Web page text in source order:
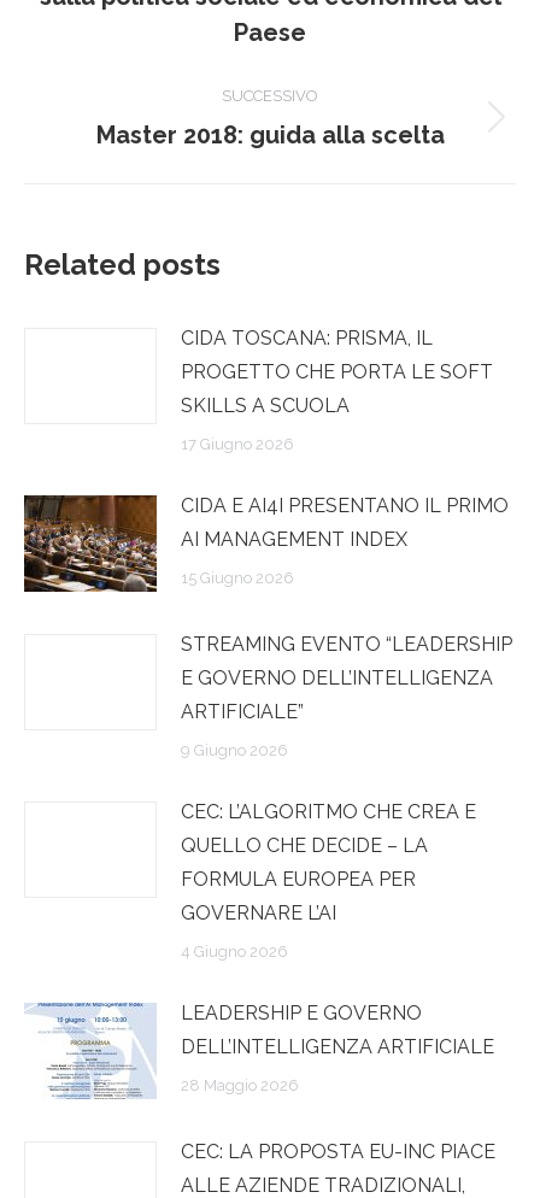
precedente:
Paese
SUCCESSIVO
Prossimo
Master 2018: guida alla scelta
Related posts
CIDA TOSCANA: PRISMA, IL
PROGETTO CHE PORTA LE SOFT
SKILLS A SCUOLA
17 Giugno 2026
CIDA E AI4I PRESENTANO IL PRIMO
AI MANAGEMENT INDEX
15 Giugno 2026
STREAMING EVENTO “LEADERSHIP
E GOVERNO DELL’INTELLIGENZA
ARTIFICIALE”
9 Giugno 2026
CEC: L’ALGORITMO CHE CREA E
QUELLO CHE DECIDE – LA
FORMULA EUROPEA PER
GOVERNARE L’AI
4 Giugno 2026
LEADERSHIP E GOVERNO
DELL’INTELLIGENZA ARTIFICIALE
28 Maggio 2026
CEC: LA PROPOSTA EU-INC PIACE
ALLE AZIENDE TRADIZIONALI,